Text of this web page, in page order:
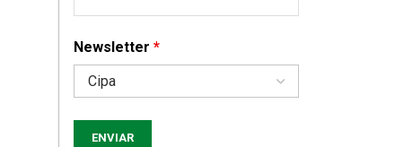
Newsletter *